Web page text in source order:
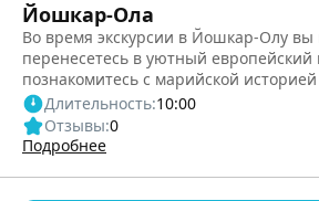
Йошкар-Ола
Во время экскурсии в Йошкар-Олу вы
перенесетесь в уютный европейский
познакомитесь с марийской историей
Длительность:10:00
Отзывы:0
Подробнее